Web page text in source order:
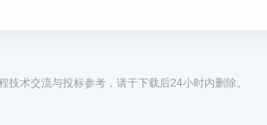
技术交流与投标参考，请于下载后24小时内删除。